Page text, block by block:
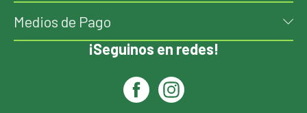
Medios de Pago
¡Seguinos en redes!